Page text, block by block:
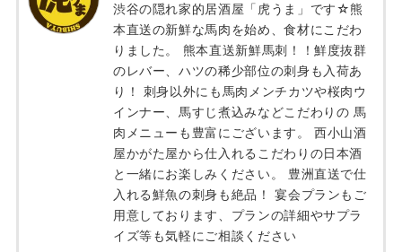
渋谷の隠れ家的居酒屋「虎うま」です☆熊
本直送の新鮮な馬肉を始め、食材にこだわ
りました。 熊本直送新鮮馬刺！！鮮度抜群
のレバー、ハツの稀少部位の刺身も入荷あ
り！ 刺身以外にも馬肉メンチカツや桜肉ウ
インナー、馬すじ煮込みなどこだわりの 馬
肉メニューも豊富にございます。 西小山酒
屋かがた屋から仕入れるこだわりの日本酒
と一緒にお楽しみください。 豊洲直送で仕
入れる鮮魚の刺身も絶品！ 宴会プランもご
用意しております、プランの詳細やサプラ
イズ等も気軽にご相談ください